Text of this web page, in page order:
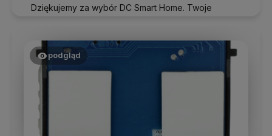
Dziękujemy za wybór DC Smart Home. Twoje
podgląd